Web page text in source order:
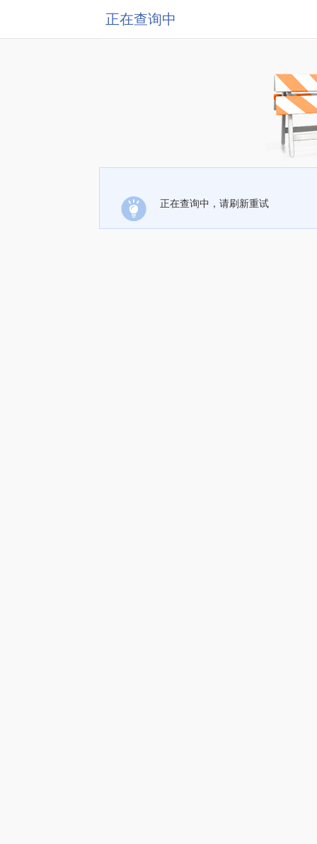
正在查询中
正在查询中，请刷新重试